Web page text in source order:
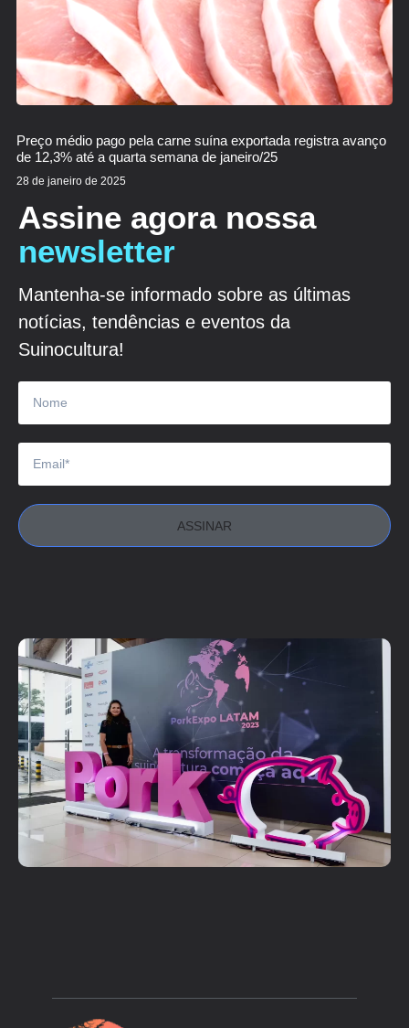
Preço médio pago pela carne suína exportada registra avanço
de 12,3% até a quarta semana de janeiro/25
28 de janeiro de 2025
Assine agora nossa
newsletter
Mantenha-se informado sobre as últimas
notícias, tendências e eventos da
Suinocultura!
ASSINAR